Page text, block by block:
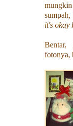
it's okay
fotonya,